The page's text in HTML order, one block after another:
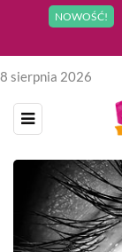
NOWOŚĆ!
8 sierpnia 2026